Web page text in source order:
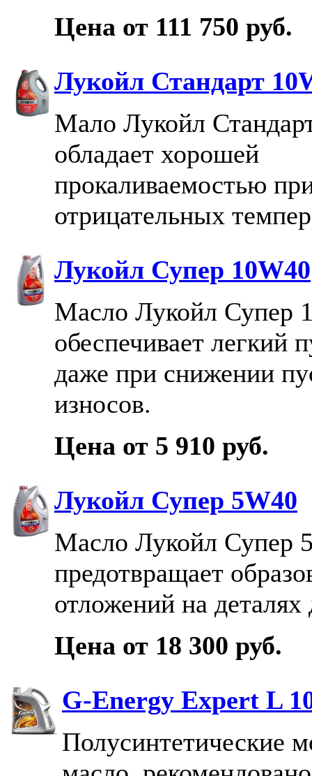
Цена от 111 750 руб.
Лукойл Стандарт
Мало Лукойл
обладает хорошей
прокаливаемостью
отрицательных
Лукойл Супер 10W40
Масло Лукойл Супер
обеспечивает легкий
даже при снижении
износов.
Цена от 5 910 руб.
Лукойл Супер 5W40
Масло Лукойл Супер
предотвращает
отложений на деталях
Цена от 18 300 руб.
G-Energy Expert L
Полусинтетические